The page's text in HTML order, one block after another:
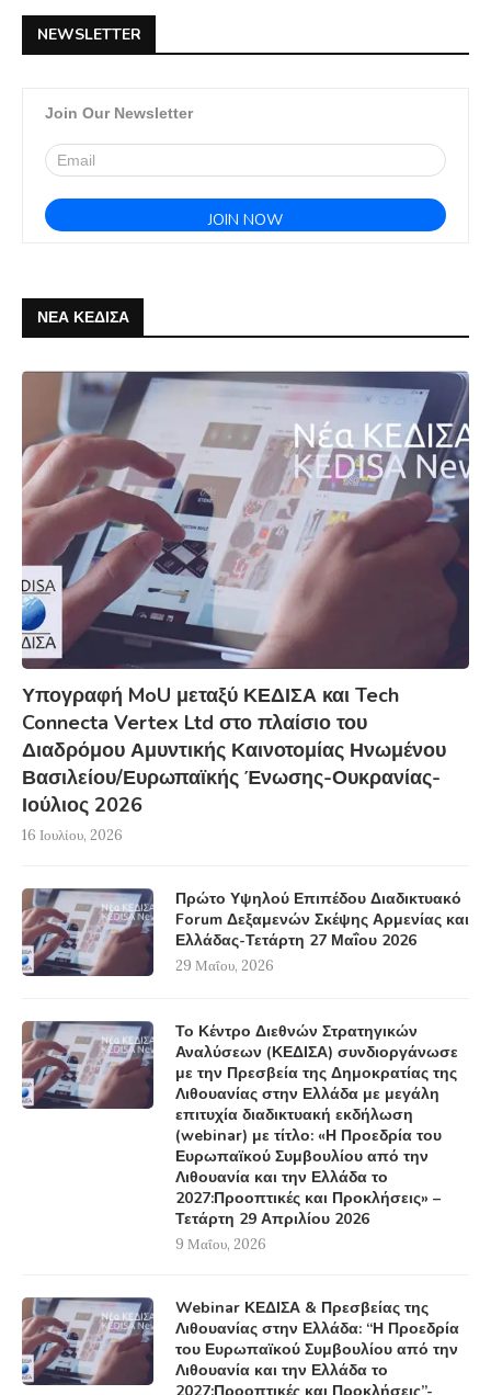
NEWSLETTER
Join Our Newsletter
ΝΕΑ ΚΕΔΙΣΑ
Υπογραφή MoU μεταξύ ΚΕΔΙΣΑ και Tech
Connecta Vertex Ltd στο πλαίσιο του
Διαδρόμου Αμυντικής Καινοτομίας Ηνωμένου
Βασιλείου/Ευρωπαϊκής Ένωσης-Ουκρανίας-
Ιούλιος 2026
16 Ιουλίου, 2026
Πρώτο Υψηλού Επιπέδου Διαδικτυακό
Forum Δεξαμενών Σκέψης Αρμενίας και
Ελλάδας-Τετάρτη 27 Μαΐου 2026
29 Μαΐου, 2026
Το Κέντρο Διεθνών Στρατηγικών
Αναλύσεων (ΚΕΔΙΣΑ) συνδιοργάνωσε
με την Πρεσβεία της Δημοκρατίας της
Λιθουανίας στην Ελλάδα με μεγάλη
επιτυχία διαδικτυακή εκδήλωση
(webinar) με τίτλο: «Η Προεδρία του
Ευρωπαϊκού Συμβουλίου από την
Λιθουανία και την Ελλάδα το
2027:Προοπτικές και Προκλήσεις» –
Τετάρτη 29 Απριλίου 2026
9 Μαΐου, 2026
Webinar ΚΕΔΙΣΑ & Πρεσβείας της
Λιθουανίας στην Ελλάδα: “Η Προεδρία
του Ευρωπαϊκού Συμβουλίου από την
Λιθουανία και την Ελλάδα το